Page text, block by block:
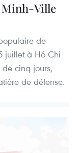
Minh-Ville
de
juillet à Hô Chi
cinq jours,
de défense.